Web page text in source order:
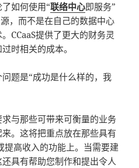
如何使用“联络中心即服务”
源，而不是在自己的数据中心
CCaaS提供了更大的财务灵
时相关的成本。
题是“成功是什么样的，我
与那些可带来可衡量的业务
。这将把重点放在那些具有
提高收入的功能上。当需要建
具有帮助您制作和提出令人